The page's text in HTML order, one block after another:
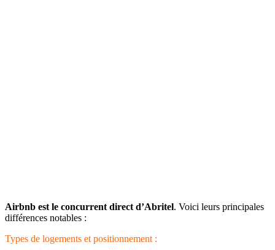
Airbnb est le concurrent direct d’Abritel. Voici leurs principales
différences notables :
Types de logements et positionnement :